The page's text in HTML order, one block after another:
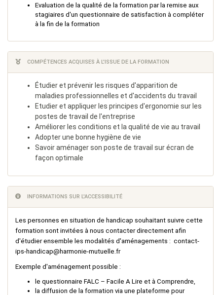
Evaluation de la qualité de la formation par la remise aux
stagiaires d'un questionnaire de satisfaction à compléter
à la fin de la formation
COMPÉTENCES ACQUISES À L'ISSUE DE LA FORMATION
Étudier et prévenir les risques d'apparition de
maladies professionnelles et d'accidents du travail
Etudier et appliquer les principes d'ergonomie sur les
postes de travail de l'entreprise
Améliorer les conditions et la qualité de vie au travail
Adopter une bonne hygiène de vie
Savoir aménager son poste de travail sur écran de
façon optimale
INFORMATIONS SUR L'ACCESSIBILITÉ
Les personnes en situation de handicap souhaitant suivre cette
formation sont invitées à nous contacter directement afin
d'étudier ensemble les modalités d'aménagements : contact-
ips-handicap@harmonie-mutuelle.fr
Exemple d'aménagement possible :
le questionnaire FALC – Facile A Lire et à Comprendre,
la diffusion de la formation via une plateforme pour